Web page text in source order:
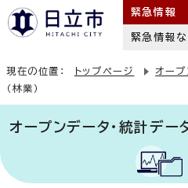
緊急情報
緊急情報な
現在の位置： トップページ オープ
（林業）
オープンデータ・統計デー